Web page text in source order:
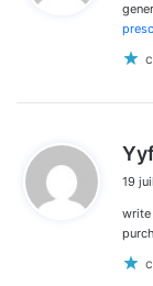
19
write